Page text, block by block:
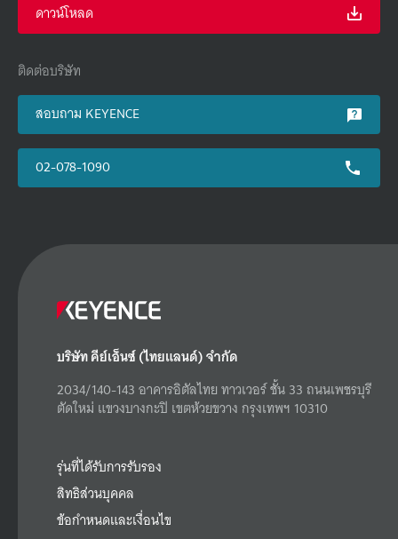
ดาวน์โหลด
ติดต่อบริษัท
สอบถาม KEYENCE
02-078-1090
บริษัท คีย์เอ็นซ์ (ไทยแลนด์) จำกัด
2034/140-143 อาคารอิตัลไทย ทาวเวอร์ ชั้น 33 ถนนเพชรบุรี
ตัดใหม่ แขวงบางกะปิ เขตห้วยขวาง กรุงเทพฯ 10310
รุ่นที่ได้รับการรับรอง
สิทธิส่วนบุคคล
ข้อกำหนดและเงื่อนไข